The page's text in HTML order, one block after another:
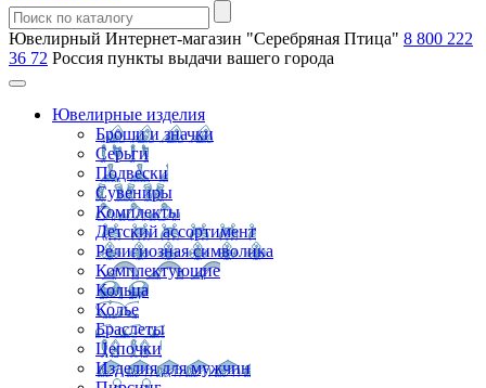
Ювелирный Интернет-магазин "Серебряная Птица" 8 800 222
36 72 Россия пункты выдачи вашего города
Ювелирные изделия
Броши и значки
Серьги
Подвески
Сувениры
Комплекты
Детский ассортимент
Религиозная символика
Комплектующие
Кольца
Колье
Браслеты
Цепочки
Изделия для мужчин